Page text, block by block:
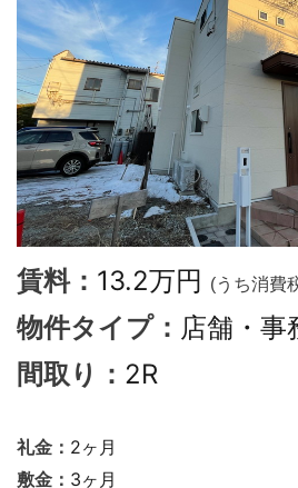
賃料： 13.2万円 (うち消費
物件タイプ： 店舗・事
間取り： 2R
礼金： 2ヶ月
敷金： 3ヶ月